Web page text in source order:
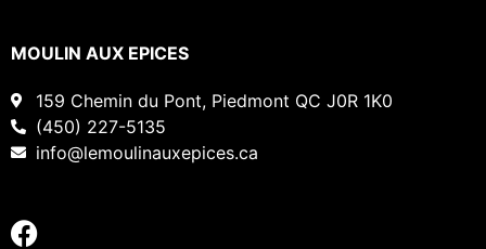
MOULIN AUX EPICES
159 Chemin du Pont, Piedmont QC J0R 1K0
(450) 227-5135
info@lemoulinauxepices.ca